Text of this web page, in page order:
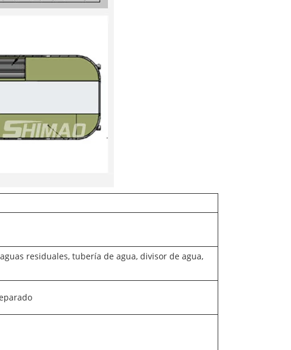
residuales, tubería de agua, divisor de agua,